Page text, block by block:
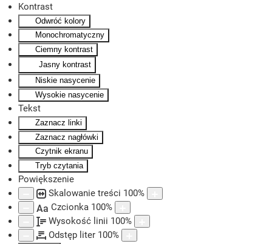
Kontrast
Odwróć kolory
Monochromatyczny
Ciemny kontrast
Jasny kontrast
Niskie nasycenie
Wysokie nasycenie
Tekst
Zaznacz linki
Zaznacz nagłówki
Czytnik ekranu
Tryb czytania
Powiększenie
Skalowanie treści 100%
Aa Czcionka 100%
Wysokość linii 100%
Odstęp liter 100%
Skip to main content